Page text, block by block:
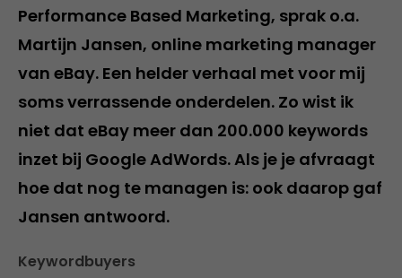
Performance Based Marketing, sprak o.a.
Martijn Jansen, online marketing manager
van eBay. Een helder verhaal met voor mij
soms verrassende onderdelen. Zo wist ik
niet dat eBay meer dan 200.000 keywords
inzet bij Google AdWords. Als je je afvraagt
hoe dat nog te managen is: ook daarop gaf
Jansen antwoord.
Keywordbuyers